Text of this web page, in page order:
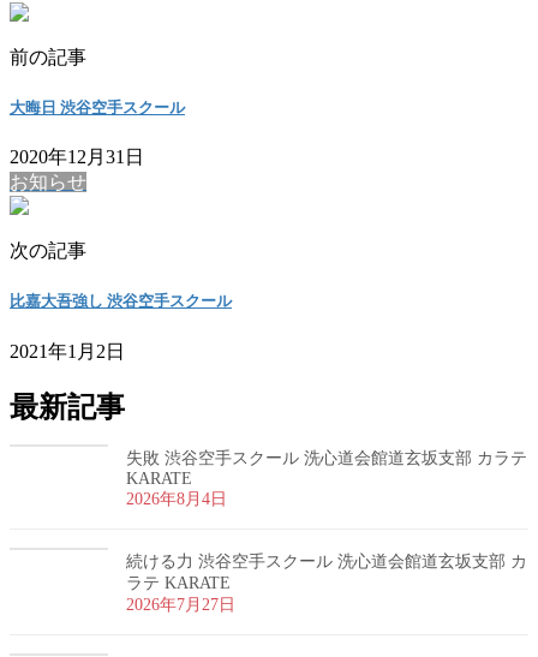
前の記事
大晦日 渋谷空手スクール
2020年12月31日
お知らせ
次の記事
比嘉大吾強し 渋谷空手スクール
2021年1月2日
最新記事
失敗 渋谷空手スクール 洗心道会館道玄坂支部 カラテ
KARATE
2026年8月4日
続ける力 渋谷空手スクール 洗心道会館道玄坂支部 カ
ラテ KARATE
2026年7月27日